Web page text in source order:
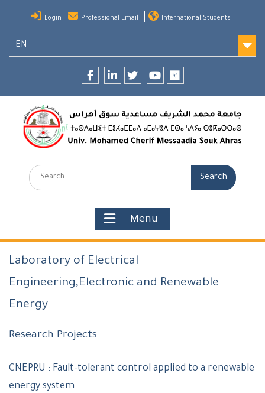
content
Login Professional Email International Students
EN
Search:
Menu
Laboratory of Electrical
Engineering,Electronic and Renewable
Energy
Research Projects
CNEPRU : Fault-tolerant control applied to a renewable
energy system